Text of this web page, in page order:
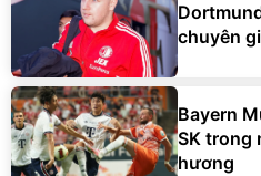
chuyên
Bayern
SK trong
hương